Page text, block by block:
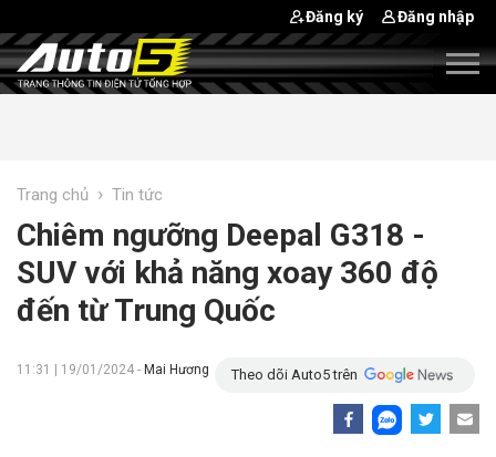
Đăng ký Đăng nhập
Trang chủ › Tin tức
Chiêm ngưỡng Deepal G318 -
SUV với khả năng xoay 360 độ
đến từ Trung Quốc
11:31 | 19/01/2024 - Mai Hương Theo dõi Auto5 trên